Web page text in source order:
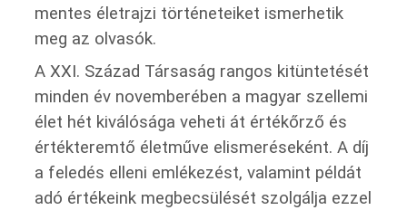
mentes életrajzi történeteiket ismerhetik
meg az olvasók.
A XXI. Század Társaság rangos kitüntetését
minden év novemberében a magyar szellemi
élet hét kiválósága veheti át értékőrző és
értékteremtő életműve elismeréseként. A díj
a feledés elleni emlékezést, valamint példát
adó értékeink megbecsülését szolgálja ezzel